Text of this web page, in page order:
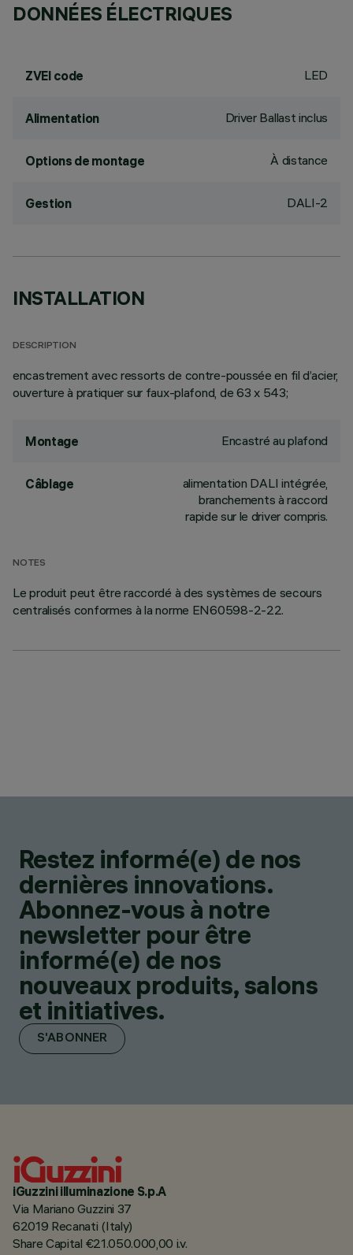
DONNÉES ÉLECTRIQUES
ZVEI code LED
Alimentation Driver Ballast inclus
Options de montage À distance
Gestion DALI-2
INSTALLATION
DESCRIPTION
encastrement avec ressorts de contre-poussée en fil d’acier,
ouverture à pratiquer sur faux-plafond, de 63 x 543;
Montage Encastré au plafond
Câblage
alimentation DALI intégrée,
branchements à raccord
rapide sur le driver compris.
NOTES
Le produit peut être raccordé à des systèmes de secours
centralisés conformes à la norme EN60598-2-22.
Restez informé(e) de nos
dernières innovations.
Abonnez-vous à notre
newsletter pour être
informé(e) de nos
nouveaux produits, salons
et initiatives.
S'ABONNER
iGuzzini illuminazione S.p.A
Via Mariano Guzzini 37
62019 Recanati (Italy)
Share Capital €21.050.000,00 i.v.